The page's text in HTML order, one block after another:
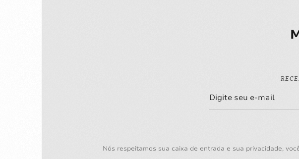
Nós respeitamos sua caixa de entrada e sua privacidade,